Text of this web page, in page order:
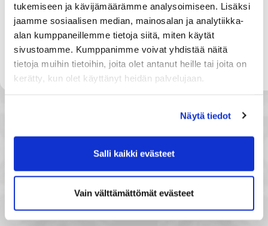
tukemiseen ja kävijämäärämme analysoimiseen. Lisäksi
jaamme sosiaalisen median, mainosalan ja analytiikka-
alan kumppaneillemme tietoja siitä, miten käytät
sivustoamme. Kumppanimme voivat yhdistää näitä
tietoja muihin tietoihin, joita olet antanut heille tai joita on
kerätty, kun olet käyttänyt heidän palvelujaan.
Näytä tiedot
Salli kaikki evästeet
Vain välttämättömät evästeet